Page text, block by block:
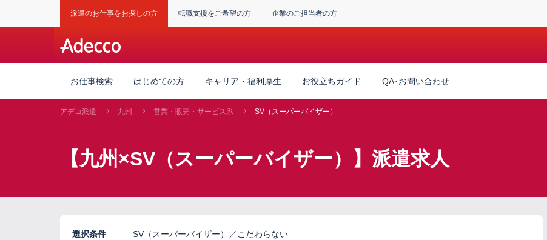
派遣のお仕事をお探しの方 転職支援をご希望の方 企業のご担当者の方
お仕事検索 はじめての方 キャリア・福利厚生 お役立ちガイド QA･お問い合わせ
アデコ派遣 九州 営業・販売・サービス系 SV（スーパーバイザー）
【九州×SV（スーパーバイザー）】派遣求人
選択条件 SV（スーパーバイザー）／こだわらない